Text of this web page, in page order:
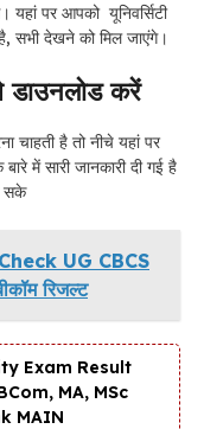
पर आपको यूनिवर्सिटी
सभी देखने को मिल जाएंगे।
डाउनलोड करें
चाहती है तो नीचे यहां पर
में सारी जानकारी दी गई है
सके
UG CBCS
रिजल्ट
Exam Result
MA, MSc
MAIN